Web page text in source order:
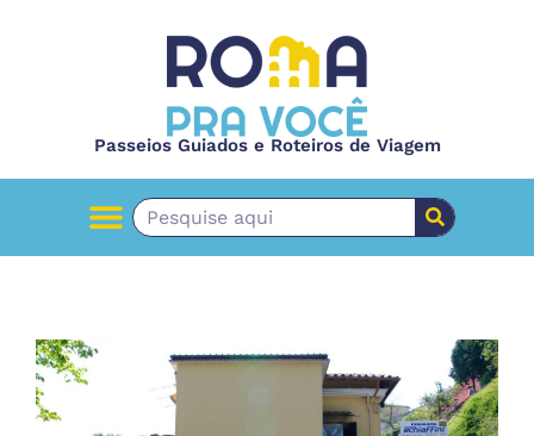
Passeios Guiados e Roteiros de Viagem